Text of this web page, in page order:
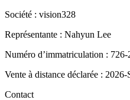
Société : vision328
Représentante : Nahyun Lee
Numéro d’immatriculation :
Vente à distance déclarée :
Contact